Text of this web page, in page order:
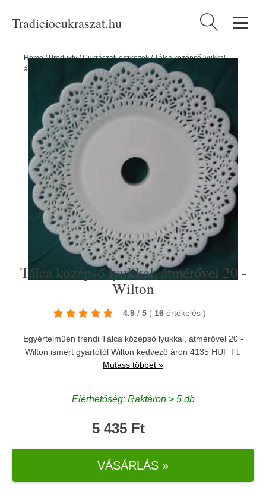
Tradiciocukraszat.hu Keresés:
Home/Produkty/Cukrászati eszközök/Tálca középső lyukkal,
átmérővel 20 - Wilton
Tálca középső lyukkal, átmérővel 20 -
Wilton
4.9 / 5 ( 16 értékelés )
Egyértelműen trendi Tálca középső lyukkal, átmérővel 20 -
Wilton ismert gyártótól Wilton kedvező áron 4135 HUF Ft.
Mutass többet »
Elérhetőség: Raktáron > 5 db
5 435 Ft
VÁSÁRLÁS »